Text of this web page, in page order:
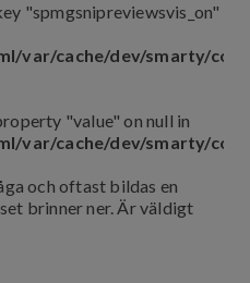
"spmgsnipreviewsvis_on"
var/cache/dev/smarty/
"value" on null in
var/cache/dev/smarty/
och oftast bildas en
brinner ner. Är väldigt